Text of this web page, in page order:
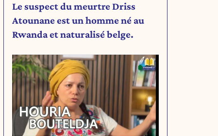
Le suspect du meurtre Driss
Atounane est un homme né au
Rwanda et naturalisé belge.